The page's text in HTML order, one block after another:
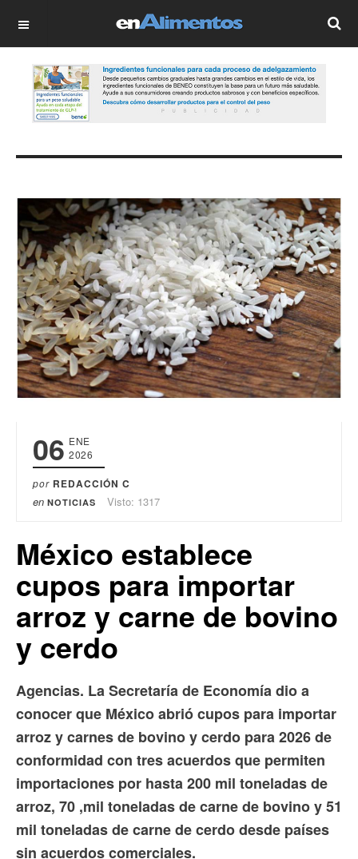
OFF CANVAS
06 ENE
2026
por REDACCIÓN C
en NOTICIAS Visto: 1317
México establece
cupos para importar
arroz y carne de bovino
y cerdo
Agencias. La Secretaría de Economía dio a
conocer que México abrió cupos para importar
arroz y carnes de bovino y cerdo para 2026 de
conformidad con tres acuerdos que permiten
importaciones por hasta 200 mil toneladas de
arroz, 70 ,mil toneladas de carne de bovino y 51
mil toneladas de carne de cerdo desde países
sin acuerdos comerciales.